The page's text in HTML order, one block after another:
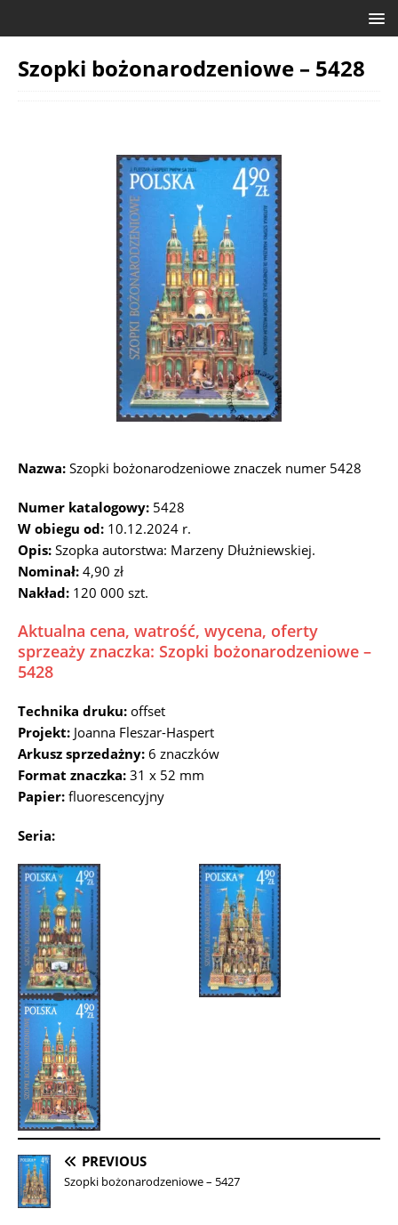
Szopki bożonarodzeniowe – 5428
Nazwa: Szopki bożonarodzeniowe znaczek numer 5428
Numer katalogowy: 5428
W obiegu od: 10.12.2024 r.
Opis: Szopka autorstwa: Marzeny Dłużniewskiej.
Nominał: 4,90 zł
Nakład: 120 000 szt.
Aktualna cena, watrość, wycena, oferty
sprzeaży znaczka: Szopki bożonarodzeniowe –
5428
Technika druku: offset
Projekt: Joanna Fleszar-Haspert
Arkusz sprzedażny: 6 znaczków
Format znaczka: 31 x 52 mm
Papier: fluorescencyjny
Seria:
PREVIOUS
Szopki bożonarodzeniowe – 5427